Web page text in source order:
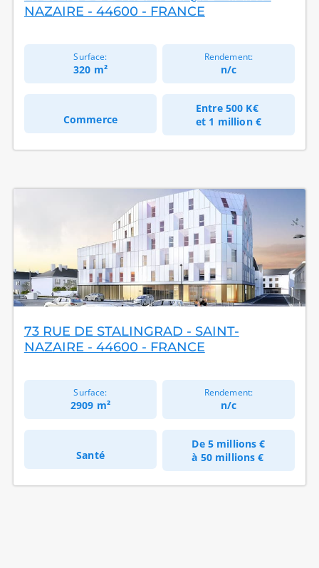
NAZAIRE - 44600 - FRANCE
Surface:
320 m²
Rendement:
n/c
Commerce
Entre 500 K€
et 1 million €
73 RUE DE STALINGRAD - SAINT-
NAZAIRE - 44600 - FRANCE
Surface:
2909 m²
Rendement:
n/c
Santé
De 5 millions €
à 50 millions €